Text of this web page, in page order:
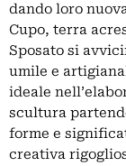
dando loro
Cupo, terra
Sposato si
umile e
ideale
scultura
forme e
creativa